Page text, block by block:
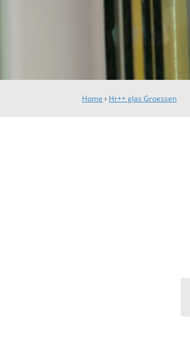
Home › Hr++ glas Groessen